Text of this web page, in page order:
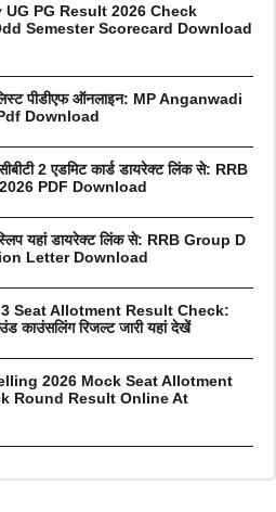
PG Result 2026 Check
Semester Scorecard Download
पीडीएफ ऑनलाइन: MP Anganwadi
Download
2 एडमिट कार्ड डायरेक्ट लिंक से: RRB
PDF Download
यहां डायरेक्ट लिंक से: RRB Group D
Letter Download
Seat Allotment Result Check:
काउंसलिंग रिजल्ट जारी यहां देखें
2026 Mock Seat Allotment
Round Result Online At